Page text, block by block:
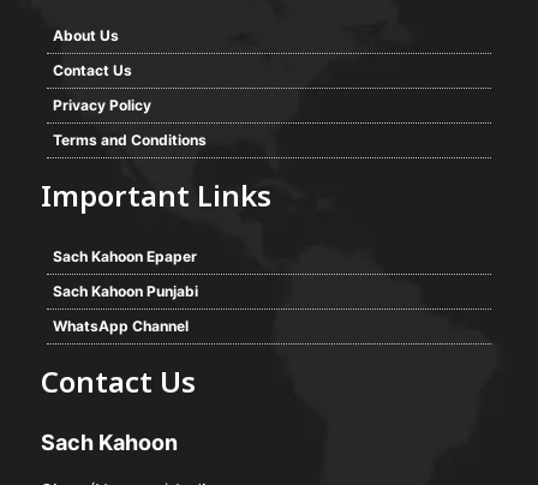
About Us
Contact Us
Privacy Policy
Terms and Conditions
Important Links
Sach Kahoon Epaper
Sach Kahoon Punjabi
WhatsApp Channel
Contact Us
Sach Kahoon